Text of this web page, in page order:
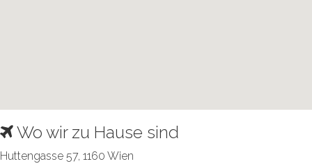
Wo wir zu Hause sind
Huttengasse 57, 1160 Wien